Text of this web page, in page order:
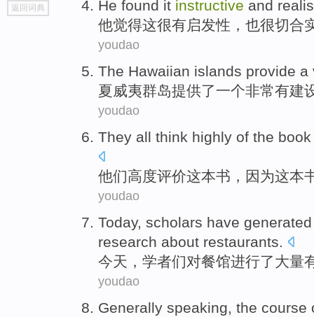
top
返回词典 He found it instructive and
他觉得这很有启发性 ， 也很切合
youdao
The Hawaiian islands provide a
夏威夷群岛提供了一个非常有建
youdao
They all think highly of the book
他们高度评价这本书 ， 因为这本
youdao
Today, scholars have
research about restaurants.
今天 ， 学者们对餐馆进行了大量
youdao
Generally speaking the course